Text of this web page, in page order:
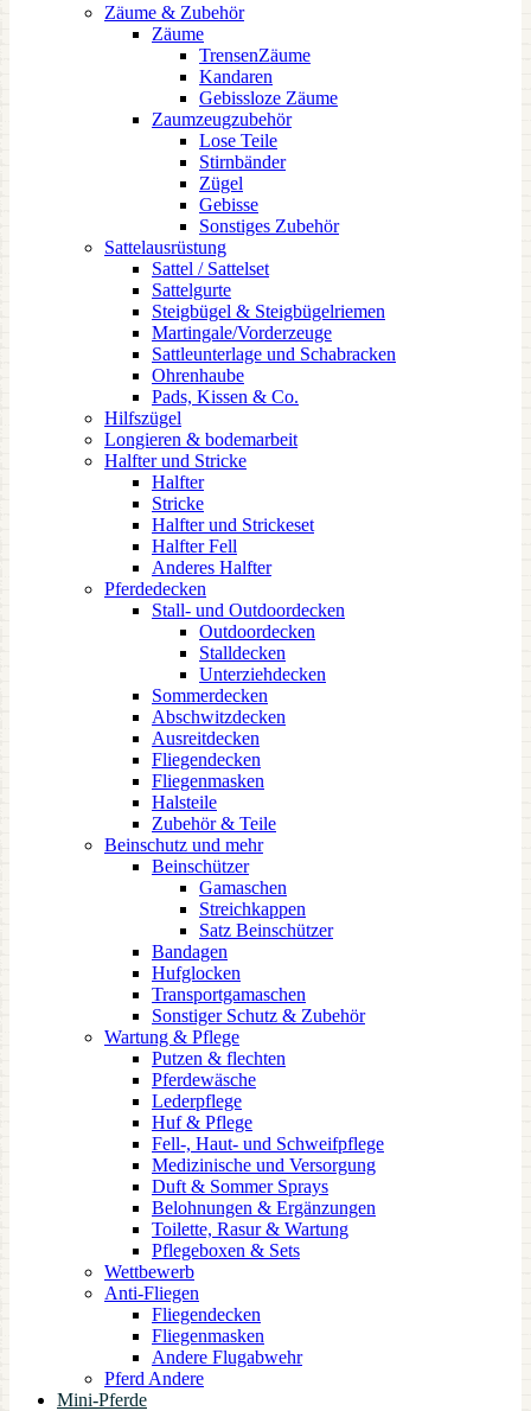
Zäume & Zubehör
Zäume
TrensenZäume
Kandaren
Gebissloze Zäume
Zaumzeugzubehör
Lose Teile
Stirnbänder
Zügel
Gebisse
Sonstiges Zubehör
Sattelausrüstung
Sattel / Sattelset
Sattelgurte
Steigbügel & Steigbügelriemen
Martingale/Vorderzeuge
Sattleunterlage und Schabracken
Ohrenhaube
Pads, Kissen & Co.
Hilfszügel
Longieren & bodemarbeit
Halfter und Stricke
Halfter
Stricke
Halfter und Strickeset
Halfter Fell
Anderes Halfter
Pferdedecken
Stall- und Outdoordecken
Outdoordecken
Stalldecken
Unterziehdecken
Sommerdecken
Abschwitzdecken
Ausreitdecken
Fliegendecken
Fliegenmasken
Halsteile
Zubehör & Teile
Beinschutz und mehr
Beinschützer
Gamaschen
Streichkappen
Satz Beinschützer
Bandagen
Hufglocken
Transportgamaschen
Sonstiger Schutz & Zubehör
Wartung & Pflege
Putzen & flechten
Pferdewäsche
Lederpflege
Huf & Pflege
Fell-, Haut- und Schweifpflege
Medizinische und Versorgung
Duft & Sommer Sprays
Belohnungen & Ergänzungen
Toilette, Rasur & Wartung
Pflegeboxen & Sets
Wettbewerb
Anti-Fliegen
Fliegendecken
Fliegenmasken
Andere Flugabwehr
Pferd Andere
Mini-Pferde